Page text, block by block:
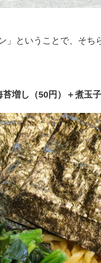
」ということで、そち
増し（50円）＋煮玉子